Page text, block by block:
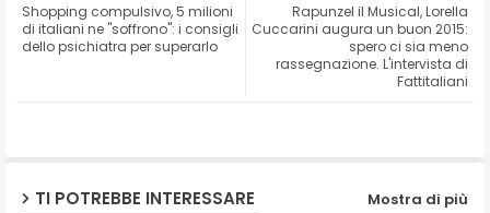
ter ats
ap
Rapunzel il Musical, Lorella
Cuccarini augura un buon 2015:
spero ci sia meno
rassegnazione. L'intervista di
Fattitaliani
Shopping compulsivo, 5 milioni
di italiani ne "soffrono": i consigli
dello psichiatra per superarlo
TI POTREBBE INTERESSARE Mostra di più